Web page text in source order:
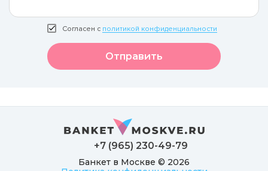
Согласен с политикой конфиденциальности
Отправить
Банкет в Москве © 2026
+7 (965) 230-49-79